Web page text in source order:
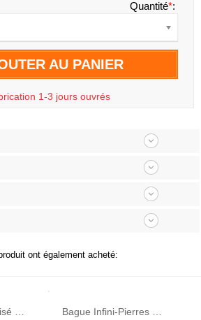
Quantité*:
AU PANIER
1-3 jours ouvrés
ont également acheté: